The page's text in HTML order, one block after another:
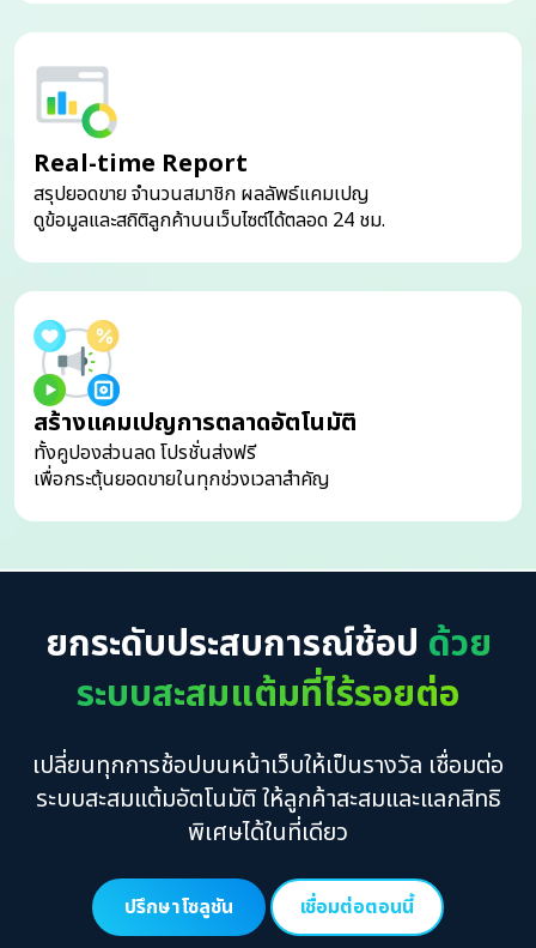
Real-time Report
สรุปยอดขาย จำนวนสมาชิก ผลลัพธ์แคมเปญ
ดูข้อมูลและสถิติลูกค้าบนเว็บไซต์ได้ตลอด 24 ชม.
สร้างแคมเปญการตลาดอัตโนมัติ
ทั้งคูปองส่วนลด โปรชั่นส่งฟรี
เพื่อกระตุ้นยอดขายในทุกช่วงเวลาสำคัญ
ยกระดับประสบการณ์ช้อป ด้วย
ระบบสะสมแต้มที่ไร้รอยต่อ
เปลี่ยนทุกการช้อปบนหน้าเว็บให้เป็นรางวัล เชื่อมต่อ
ระบบสะสมแต้มอัตโนมัติ ให้ลูกค้าสะสมและแลกสิทธิ
พิเศษได้ในที่เดียว
ปรึกษาโซลูชัน เชื่อมต่อตอนนี้